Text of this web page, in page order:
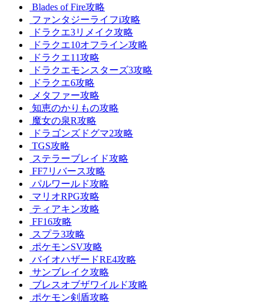
Blades of Fire攻略
ファンタジーライフi攻略
ドラクエ3リメイク攻略
ドラクエ10オフライン攻略
ドラクエ11攻略
ドラクエモンスターズ3攻略
ドラクエ6攻略
メタファー攻略
知恵のかりもの攻略
魔女の泉R攻略
ドラゴンズドグマ2攻略
TGS攻略
ステラーブレイド攻略
FF7リバース攻略
パルワールド攻略
マリオRPG攻略
ティアキン攻略
FF16攻略
スプラ3攻略
ポケモンSV攻略
バイオハザードRE4攻略
サンブレイク攻略
ブレスオブザワイルド攻略
ポケモン剣盾攻略